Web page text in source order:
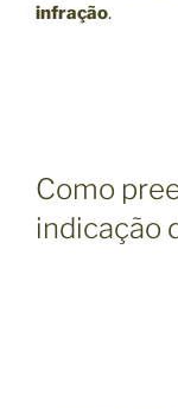
infração.
Como
indicação